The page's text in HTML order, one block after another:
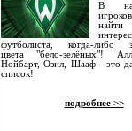
В
футболиста, когда-либо
цвета "бело-зелёных"!
Нойбарт, Озил, Шааф - это
список!
подробнее >>